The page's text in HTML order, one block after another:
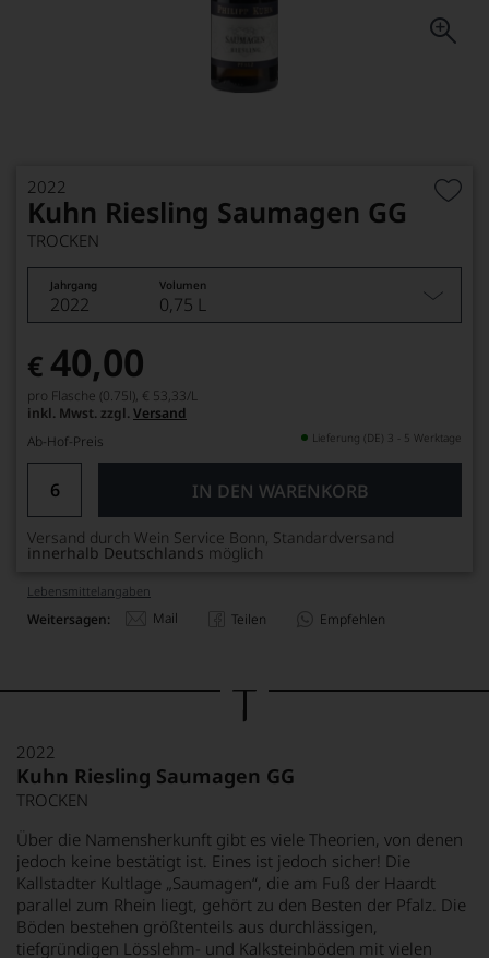
2022
Kuhn Riesling Saumagen GG
TROCKEN
Jahrgang Volumen
2022 0,75 L
€ 40,00
pro Flasche (0.75l), € 53,33/L
inkl. Mwst. zzgl. Versand
Ab-Hof-Preis
Lieferung (DE) 3 - 5 Werktage
IN DEN WARENKORB
Versand durch Wein Service Bonn, Standardversand
innerhalb Deutschlands möglich
Lebensmittel­angaben
Weitersagen: Mail Teilen Empfehlen
2022
Kuhn Riesling Saumagen GG
TROCKEN
Über die Namensherkunft gibt es viele Theorien, von denen
jedoch keine bestätigt ist. Eines ist jedoch sicher! Die
Kallstadter Kultlage „Saumagen“, die am Fuß der Haardt
parallel zum Rhein liegt, gehört zu den Besten der Pfalz. Die
Böden bestehen größtenteils aus durchlässigen,
tiefgründigen Lösslehm- und Kalksteinböden mit vielen